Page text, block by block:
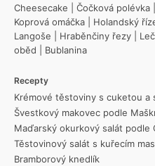
Cheesecake
Čočková polévka
Koprová omáčka
Holandský
Langoše
Hraběnčiny řezy
oběd
Bublanina
Recepty
Krémové těstoviny s cuketou a
Švestkový makovec podle
Maďarský okurkový salát podle
Těstovinový salát s kuřecím
Bramborový knedlík